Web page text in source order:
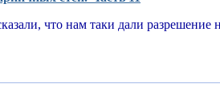
что нам таки дали разрешение